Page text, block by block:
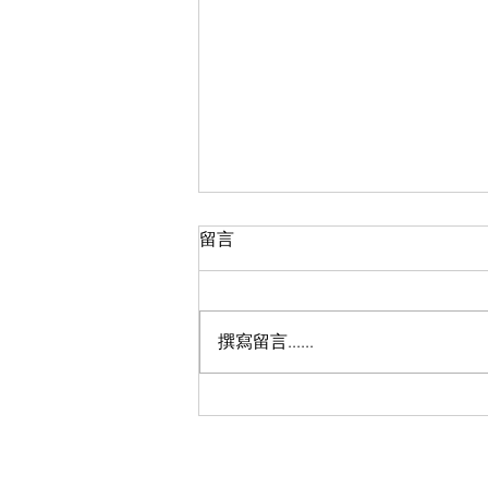
屯門市中心
留言
撰寫留言......